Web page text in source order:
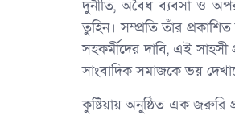
দুর্নীতি, অবৈধ ব্যবসা ও
তুহিন। সম্প্রতি তাঁর
সহকর্মীদের দাবি, এই
সাংবাদিক সমাজকে ভয়
কুষ্টিয়ায় অনুষ্ঠিত এক জরুরি